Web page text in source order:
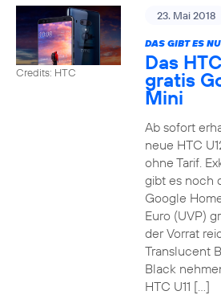
Credits: HTC
23. Mai 2018
DAS GIBT ES
Das
gratis
Mini
Ab sofort
neue HTC
ohne Tarif.
gibt es noch
Google
Euro (UVP)
der Vorrat
Translucent
Black
HTC U11 […]